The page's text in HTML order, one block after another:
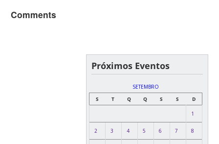
Comments
Próximos Eventos
SETEMBRO
S
T Q Q S S D
1
2 3 4 5 6 7 8